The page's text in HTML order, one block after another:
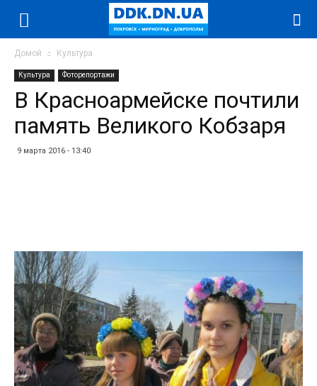
Домой Культура
Культура Фоторепортажи
В Красноармейске почтили
память Великого Кобзаря
9 марта 2016 - 13:40